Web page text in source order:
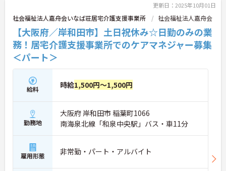
更新日：2025年10月01日
社会福祉法人嘉舟会いなば荘居宅介護支援事業所 社会福祉法人嘉舟会
【大阪府／岸和田市】土日祝休み☆日勤のみの業
務！居宅介護支援事業所でのケアマネジャー募集
＜パート＞
給料 時給1,500円～1,500円
勤務地
大阪府 岸和田市 稲葉町1066
南海泉北線「和泉中央駅」バス・車11分
雇用形態 非常勤・パート・アルバイト